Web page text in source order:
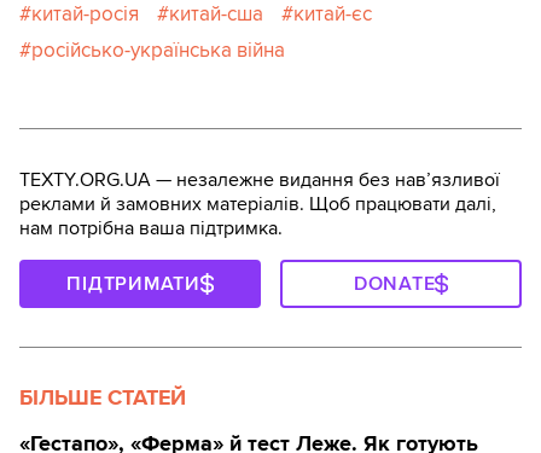
китай-росія китай-сша
китай-єс
російсько-українська війна
TEXTY.ORG.UA — незалежне видання без навʼязливої
реклами й замовних матеріалів. Щоб працювати далі,
нам потрібна ваша підтримка.
ПІДТРИМАТИ DONATE
БІЛЬШЕ СТАТЕЙ
«Гестапо», «Ферма» й тест Леже. Як готують